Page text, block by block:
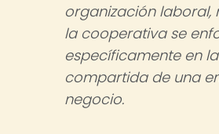
organización laboral,
la cooperativa se
específicamente en
compartida de una
negocio.